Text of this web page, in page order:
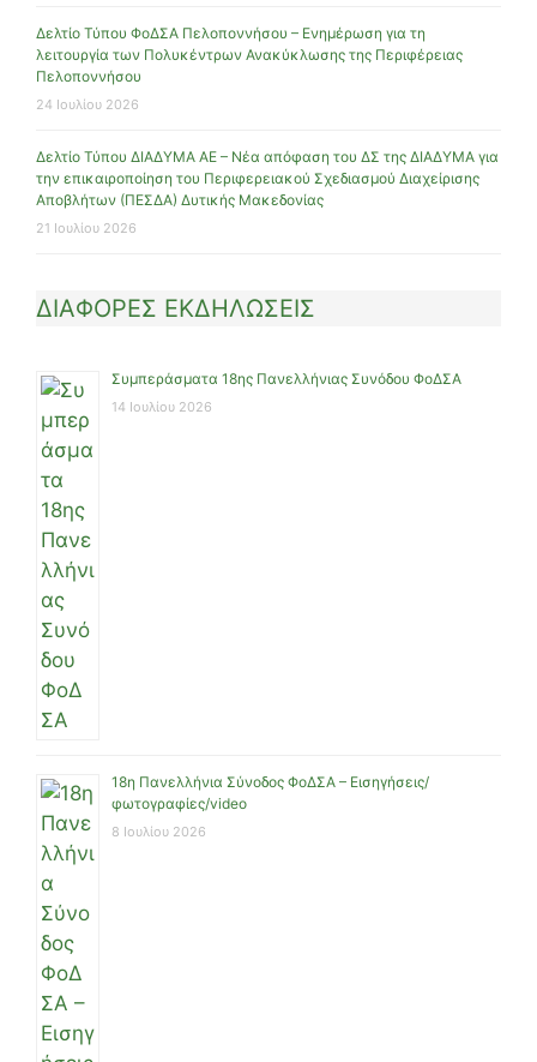
Δελτίο Τύπου ΦοΔΣΑ Πελοποννήσου – Ενημέρωση για τη
λειτουργία των Πολυκέντρων Ανακύκλωσης της Περιφέρειας
Πελοποννήσου
24 Ιουλίου 2026
Δελτίο Τύπου ΔΙΑΔΥΜΑ ΑΕ – Νέα απόφαση του ΔΣ της ΔΙΑΔΥΜΑ για
την επικαιροποίηση του Περιφερειακού Σχεδιασμού Διαχείρισης
Αποβλήτων (ΠΕΣΔΑ) Δυτικής Μακεδονίας
21 Ιουλίου 2026
ΔΙΑΦΟΡΕΣ ΕΚΔΗΛΩΣΕΙΣ
Συμπεράσματα 18ης Πανελλήνιας Συνόδου ΦοΔΣΑ
14 Ιουλίου 2026
18η Πανελλήνια Σύνοδος ΦοΔΣΑ – Εισηγήσεις/
φωτογραφίες/video
8 Ιουλίου 2026